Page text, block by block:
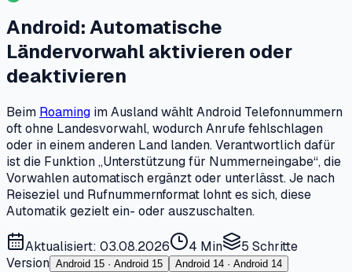
Android: Automatische
Ländervorwahl aktivieren oder
deaktivieren
Beim Roaming im Ausland wählt Android Telefonnummern
oft ohne Landesvorwahl, wodurch Anrufe fehlschlagen
oder in einem anderen Land landen. Verantwortlich dafür
ist die Funktion „Unterstützung für Nummerneingabe“, die
Vorwahlen automatisch ergänzt oder unterlässt. Je nach
Reiseziel und Rufnummernformat lohnt es sich, diese
Automatik gezielt ein- oder auszuschalten.
Aktualisiert: 03.08.2026 4 Min 5 Schritte
Version Android 15 · Android 15 Android 14 · Android 14